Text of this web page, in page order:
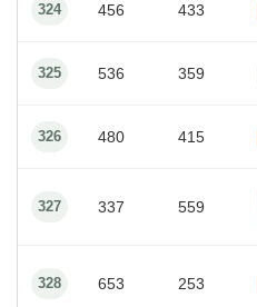
324 456 433
325 536 359
326 480 415
327 337 559
328 653 253